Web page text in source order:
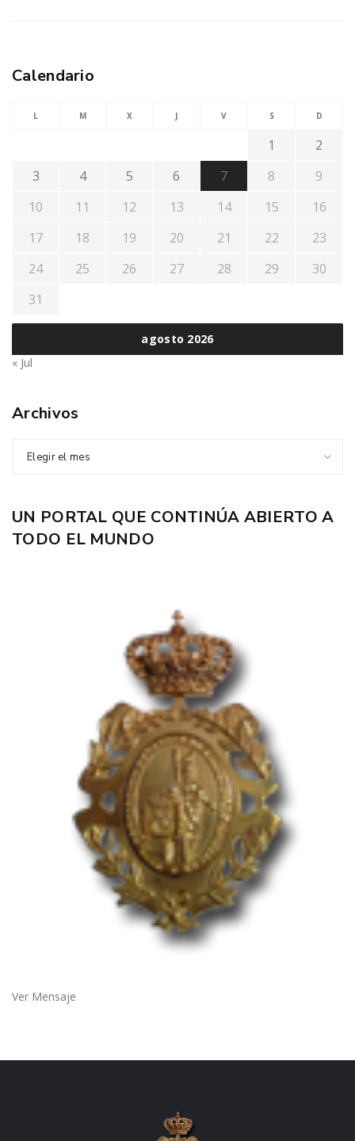
Calendario
agosto 2026
L M X J V S D
1
2
3
4 5 6 7 8
9
10
11 12 13 14 15
16
17
18 19 20 21 22
23
24
25 26 27 28 29
30
31
« Jul
Archivos
Elegir el mes
UN PORTAL QUE CONTINÚA ABIERTO A
TODO EL MUNDO
Ver Mensaje